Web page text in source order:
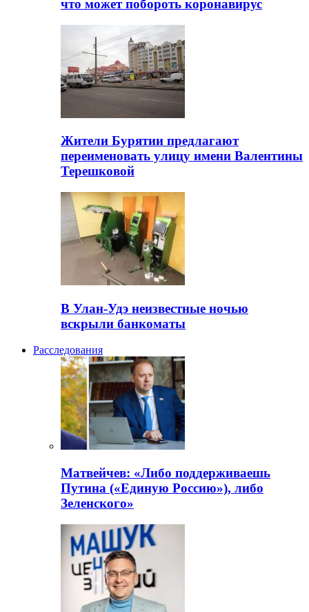
что может побороть коронавирус
Жители Бурятии предлагают
переименовать улицу имени Валентины
Терешковой
В Улан-Удэ неизвестные ночью
вскрыли банкоматы
Расследования
Матвейчев: «Либо поддерживаешь
Путина («Единую Россию»), либо
Зеленского»